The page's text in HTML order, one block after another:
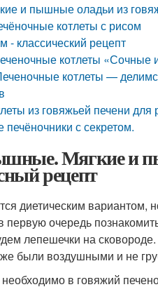
и пышные оладьи из
котлеты с рисом
- классический рецепт
котлеты «Сочные
котлеты —
из говяжьей печени для
с секретом.
Мягкие и
рецепт
диетическим вариантом,
очередь
лепешечки на
же были воздушными и не
в говяжий